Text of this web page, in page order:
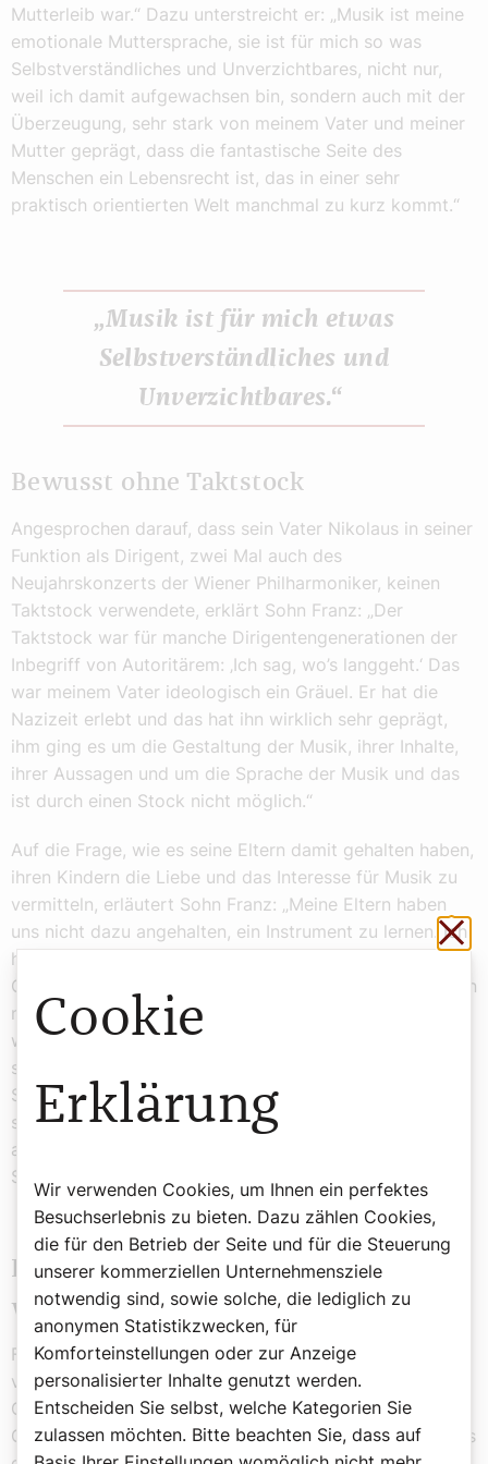
Mutterleib war.“ Dazu unterstreicht er: „Musik ist meine
emotionale Muttersprache, sie ist für mich so was
Selbstverständliches und Unverzichtbares, nicht nur,
weil ich damit aufgewachsen bin, sondern auch mit der
Überzeugung, sehr stark von meinem Vater und meiner
Mutter geprägt, dass die fantastische Seite des
Menschen ein Lebensrecht ist, das in einer sehr
praktisch orientierten Welt manchmal zu kurz kommt.“
„Musik ist für mich etwas
Selbstverständliches und
Unverzichtbares.“
Bewusst ohne Taktstock
Angesprochen darauf, dass sein Vater Nikolaus in seiner
Funktion als Dirigent, zwei Mal auch des
Neujahrskonzerts der Wiener Philharmoniker, keinen
Taktstock verwendete, erklärt Sohn Franz: „Der
Taktstock war für manche Dirigentengenerationen der
Inbegriff von Autoritärem: ‚Ich sag, wo’s langgeht.‘ Das
war meinem Vater ideologisch ein Gräuel. Er hat die
Nazizeit erlebt und das hat ihn wirklich sehr geprägt,
ihm ging es um die Gestaltung der Musik, ihrer Inhalte,
ihrer Aussagen und um die Sprache der Musik und das
ist durch einen Stock nicht möglich.“
Auf die Frage, wie es seine Eltern damit gehalten haben,
ihren Kindern die Liebe und das Interesse für Musik zu
vermitteln, erläutert Sohn Franz: „Meine Eltern haben
uns nicht dazu angehalten, ein Instrument zu lernen. Ich
habe dann im Internat, da mir langweilig war, begonnen,
Oboe zu lernen, eines der wenigen Instrumente, das man
nicht mit fünf Jahren lernen muss, um wirklich gut zu
werden. Und ich war dann, glaube ich, auch wirklich
sehr gut und habe mir mein Studium auch durch
Substituieren oder durch Kirchenmusik verdient.“ Aber
sein Interesse an der Medizin setzte sich dann durch. Er
arbeitete als Chirurg und wurde erfolgreicher
Spitalsmanager.
Ideen von Nikolaus Harnoncourt
wichtiger denn je
Franz Harnoncourt ist 64 Jahre alt, verheiratet, Vater
von vier Kindern und noch bis zum Frühjahr als
Geschäftsführer der Oberösterreichischen
Gesundheitsholding tätig. Er ist Vorsitzender des Beirats
Cookie
Erklärung
Wir verwenden Cookies, um Ihnen ein perfektes
Besuchserlebnis zu bieten. Dazu zählen Cookies,
die für den Betrieb der Seite und für die Steuerung
unserer kommerziellen Unternehmensziele
notwendig sind, sowie solche, die lediglich zu
anonymen Statistikzwecken, für
Komforteinstellungen oder zur Anzeige
personalisierter Inhalte genutzt werden.
Entscheiden Sie selbst, welche Kategorien Sie
zulassen möchten. Bitte beachten Sie, dass auf